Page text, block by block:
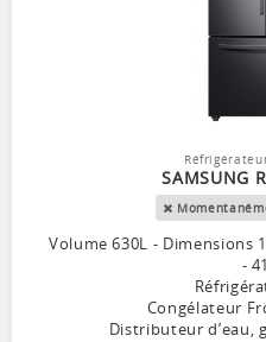
SAMSUNG
Volume 630L - Dimensions
-
Congélateur
Distributeur d’eau,